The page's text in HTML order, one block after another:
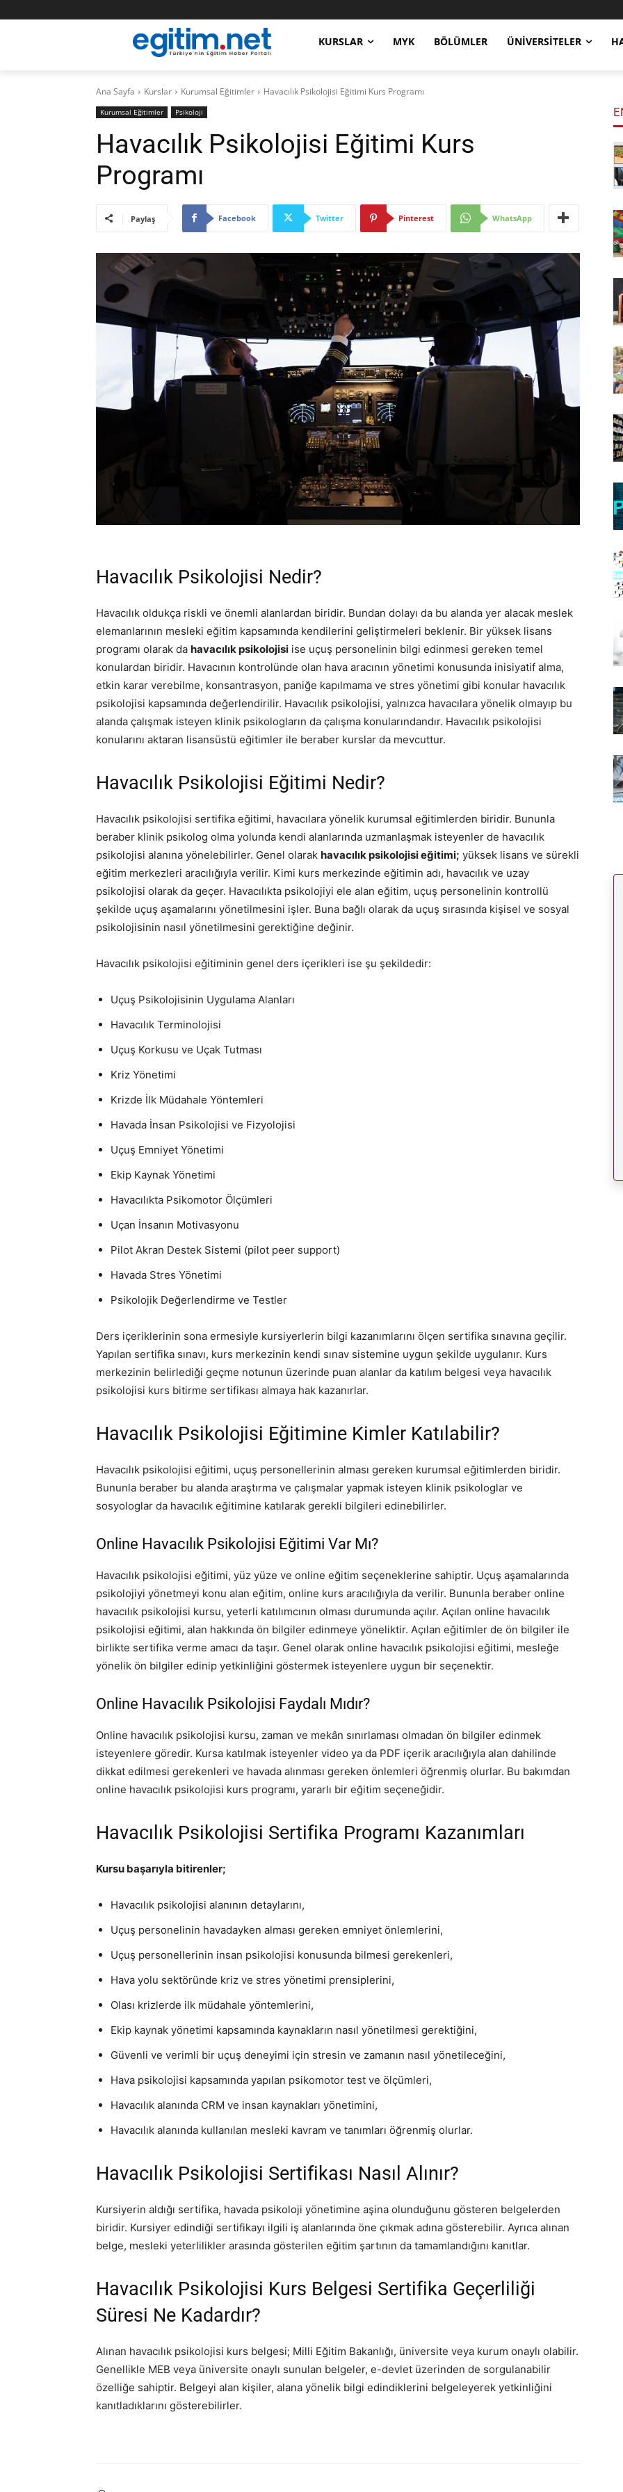
KURSLAR MYK BÖLÜMLER ÜNIVERSITELER
Ana Sayfa Kurslar Kurumsal Eğitimler Havacılık Psikolojisi Eğitimi Kurs Programı
Kurumsal Eğitimler Psikoloji
Havacılık Psikolojisi Eğitimi Kurs
Programı
Paylaş Facebook Twitter Pinterest WhatsApp
Havacılık Psikolojisi Nedir?
Havacılık oldukça riskli ve önemli alanlardan biridir. Bundan dolayı da bu alanda yer alacak meslek
elemanlarının mesleki eğitim kapsamında kendilerini geliştirmeleri beklenir. Bir yüksek lisans
programı olarak da havacılık psikolojisi ise uçuş personelinin bilgi edinmesi gereken temel
konulardan biridir. Havacının kontrolünde olan hava aracının yönetimi konusunda inisiyatif alma,
etkin karar verebilme, konsantrasyon, paniğe kapılmama ve stres yönetimi gibi konular havacılık
psikolojisi kapsamında değerlendirilir. Havacılık psikolojisi, yalnızca havacılara yönelik olmayıp bu
alanda çalışmak isteyen klinik psikologların da çalışma konularındandır. Havacılık psikolojisi
konularını aktaran lisansüstü eğitimler ile beraber kurslar da mevcuttur.
Havacılık Psikolojisi Eğitimi Nedir?
Havacılık psikolojisi sertifika eğitimi, havacılara yönelik kurumsal eğitimlerden biridir. Bununla
beraber klinik psikolog olma yolunda kendi alanlarında uzmanlaşmak isteyenler de havacılık
psikolojisi alanına yönelebilirler. Genel olarak havacılık psikolojisi eğitimi; yüksek lisans ve sürekli
eğitim merkezleri aracılığıyla verilir. Kimi kurs merkezinde eğitimin adı, havacılık ve uzay
psikolojisi olarak da geçer. Havacılıkta psikolojiyi ele alan eğitim, uçuş personelinin kontrollü
şekilde uçuş aşamalarını yönetilmesini işler. Buna bağlı olarak da uçuş sırasında kişisel ve sosyal
psikolojisinin nasıl yönetilmesini gerektiğine değinir.
Havacılık psikolojisi eğitiminin genel ders içerikleri ise şu şekildedir:
Uçuş Psikolojisinin Uygulama Alanları
Havacılık Terminolojisi
Uçuş Korkusu ve Uçak Tutması
Kriz Yönetimi
Krizde İlk Müdahale Yöntemleri
Havada İnsan Psikolojisi ve Fizyolojisi
Uçuş Emniyet Yönetimi
Ekip Kaynak Yönetimi
Havacılıkta Psikomotor Ölçümleri
Uçan İnsanın Motivasyonu
Pilot Akran Destek Sistemi (pilot peer support)
Havada Stres Yönetimi
Psikolojik Değerlendirme ve Testler
Ders içeriklerinin sona ermesiyle kursiyerlerin bilgi kazanımlarını ölçen sertifika sınavına geçilir.
Yapılan sertifika sınavı, kurs merkezinin kendi sınav sistemine uygun şekilde uygulanır. Kurs
merkezinin belirlediği geçme notunun üzerinde puan alanlar da katılım belgesi veya havacılık
psikolojisi kurs bitirme sertifikası almaya hak kazanırlar.
Havacılık Psikolojisi Eğitimine Kimler Katılabilir?
Havacılık psikolojisi eğitimi, uçuş personellerinin alması gereken kurumsal eğitimlerden biridir.
Bununla beraber bu alanda araştırma ve çalışmalar yapmak isteyen klinik psikologlar ve
sosyologlar da havacılık eğitimine katılarak gerekli bilgileri edinebilirler.
Online Havacılık Psikolojisi Eğitimi Var Mı?
Havacılık psikolojisi eğitimi, yüz yüze ve online eğitim seçeneklerine sahiptir. Uçuş aşamalarında
psikolojiyi yönetmeyi konu alan eğitim, online kurs aracılığıyla da verilir. Bununla beraber online
havacılık psikolojisi kursu, yeterli katılımcının olması durumunda açılır. Açılan online havacılık
psikolojisi eğitimi, alan hakkında ön bilgiler edinmeye yöneliktir. Açılan eğitimler de ön bilgiler ile
birlikte sertifika verme amacı da taşır. Genel olarak online havacılık psikolojisi eğitimi, mesleğe
yönelik ön bilgiler edinip yetkinliğini göstermek isteyenlere uygun bir seçenektir.
Online Havacılık Psikolojisi Faydalı Mıdır?
Online havacılık psikolojisi kursu, zaman ve mekân sınırlaması olmadan ön bilgiler edinmek
isteyenlere göredir. Kursa katılmak isteyenler video ya da PDF içerik aracılığıyla alan dahilinde
dikkat edilmesi gerekenleri ve havada alınması gereken önlemleri öğrenmiş olurlar. Bu bakımdan
online havacılık psikolojisi kurs programı, yararlı bir eğitim seçeneğidir.
Havacılık Psikolojisi Sertifika Programı Kazanımları
Kursu başarıyla bitirenler;
Havacılık psikolojisi alanının detaylarını,
Uçuş personelinin havadayken alması gereken emniyet önlemlerini,
Uçuş personellerinin insan psikolojisi konusunda bilmesi gerekenleri,
Hava yolu sektöründe kriz ve stres yönetimi prensiplerini,
Olası krizlerde ilk müdahale yöntemlerini,
Ekip kaynak yönetimi kapsamında kaynakların nasıl yönetilmesi gerektiğini,
Güvenli ve verimli bir uçuş deneyimi için stresin ve zamanın nasıl yönetileceğini,
Hava psikolojisi kapsamında yapılan psikomotor test ve ölçümleri,
Havacılık alanında CRM ve insan kaynakları yönetimini,
Havacılık alanında kullanılan mesleki kavram ve tanımları öğrenmiş olurlar.
Havacılık Psikolojisi Sertifikası Nasıl Alınır?
Kursiyerin aldığı sertifika, havada psikoloji yönetimine aşina olunduğunu gösteren belgelerden
biridir. Kursiyer edindiği sertifikayı ilgili iş alanlarında öne çıkmak adına gösterebilir. Ayrıca alınan
belge, mesleki yeterlilikler arasında gösterilen eğitim şartının da tamamlandığını kanıtlar.
Havacılık Psikolojisi Kurs Belgesi Sertifika Geçerliliği
Süresi Ne Kadardır?
Alınan havacılık psikolojisi kurs belgesi; Milli Eğitim Bakanlığı, üniversite veya kurum onaylı olabilir.
Genellikle MEB veya üniversite onaylı sunulan belgeler, e-devlet üzerinden de sorgulanabilir
özelliğe sahiptir. Belgeyi alan kişiler, alana yönelik bilgi edindiklerini belgeleyerek yetkinliğini
kanıtladıklarını gösterebilirler.